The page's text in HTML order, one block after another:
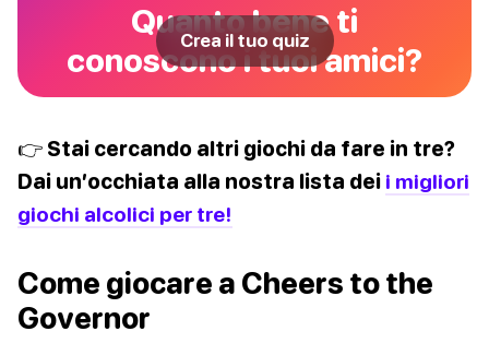
Quanto bene ti
conoscono i tuoi amici?
Crea il tuo quiz
👉 Stai cercando altri giochi da fare in tre?
Dai un’occhiata alla nostra lista dei i migliori
giochi alcolici per tre!
Come giocare a Cheers to the
Governor